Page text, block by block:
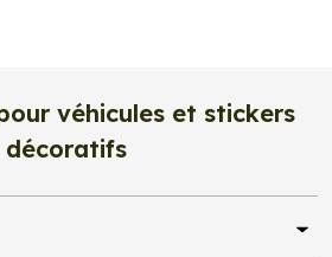
créations conservent tout leur
ni décoloration due à la
véhicules et stickers
décoratifs